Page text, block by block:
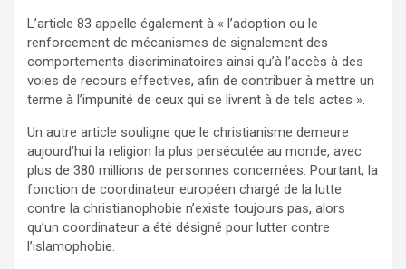
L’article 83 appelle également à « l’adoption ou le
renforcement de mécanismes de signalement des
comportements discriminatoires ainsi qu’à l’accès à des
voies de recours effectives, afin de contribuer à mettre un
terme à l’impunité de ceux qui se livrent à de tels actes ».
Un autre article souligne que le christianisme demeure
aujourd’hui la religion la plus persécutée au monde, avec
plus de 380 millions de personnes concernées. Pourtant, la
fonction de coordinateur européen chargé de la lutte
contre la christianophobie n’existe toujours pas, alors
qu’un coordinateur a été désigné pour lutter contre
l’islamophobie.